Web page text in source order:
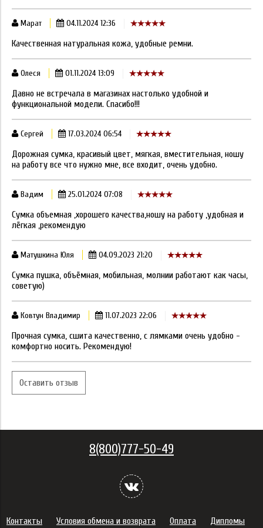
Марат 04.11.2024 12:36
Качественная натуральная кожа, удобные ремни.
Олеся 01.11.2024 13:09
Давно не встречала в магазинах настолько удобной и
функциональной модели. Спасибо!!!
Сергей 17.03.2024 06:54
Дорожная сумка, красивый цвет, мягкая, вместительная, ношу
на работу все что нужно мне, все входит, очень удобно.
Вадим 25.01.2024 07:08
Сумка объемная ,хорошего качества,ношу на работу ,удобная и
лёгкая ,рекомендую
Матушкина Юля 04.09.2023 21:20
Сумка пушка, объёмная, мобильная, молнии работают как часы,
советую)
Ковтун Владимир 11.07.2023 22:06
Прочная сумка, сшита качественно, с лямками очень удобно -
комфортно носить. Рекомендую!
Оставить отзыв
8(800)777-50-49
Контакты Условия обмена и возврата Оплата Дипломы